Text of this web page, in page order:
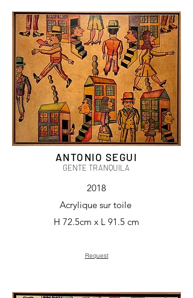
ANTONIO SEGUI
GENTE TRANQUILA
2018
Acrylique sur toile
H 72.5cm x L 91.5 cm
Request